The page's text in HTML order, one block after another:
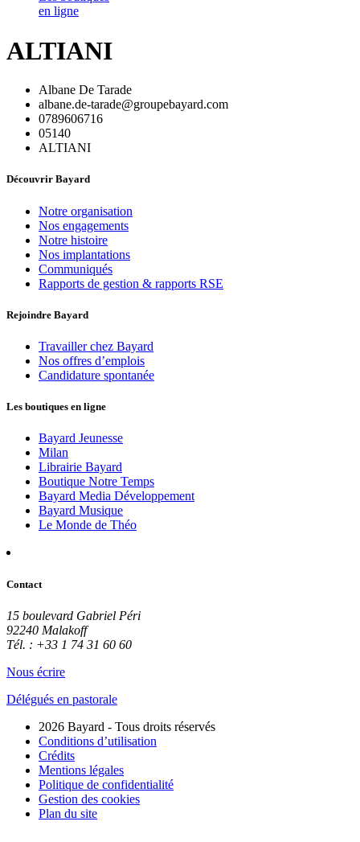
en ligne
ALTIANI
Albane De Tarade
albane.de-tarade@groupebayard.com
0789606716
05140
ALTIANI
Découvrir Bayard
Notre organisation
Nos engagements
Notre histoire
Nos implantations
Communiqués
Rapports de gestion & rapports RSE
Rejoindre Bayard
Travailler chez Bayard
Nos offres d’emplois
Candidature spontanée
Les boutiques en ligne
Bayard Jeunesse
Milan
Librairie Bayard
Boutique Notre Temps
Bayard Media Développement
Bayard Musique
Le Monde de Théo
Contact
15 boulevard Gabriel Péri
92240 Malakoff
Tél. : +33 1 74 31 60 60
Nous écrire
Délégués en pastorale
2026 Bayard - Tous droits réservés
Conditions d’utilisation
Crédits
Mentions légales
Politique de confidentialité
Gestion des cookies
Plan du site